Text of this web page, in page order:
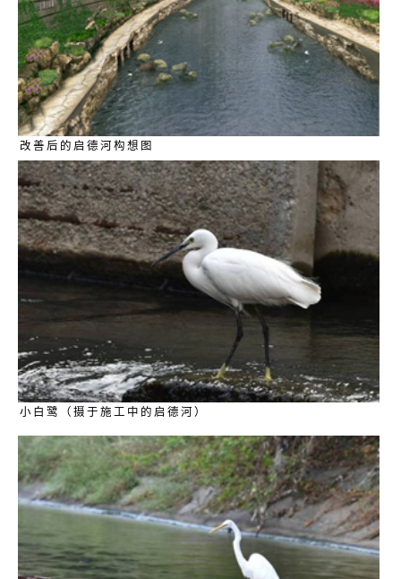
改善后的启德河构想图
小白鹭（摄于施工中的启德河）